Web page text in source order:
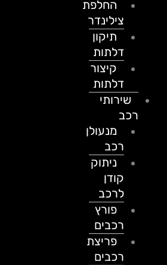
החלפת
צילינדר
תיקון
דלתות
קיצור
דלתות
שירותי
מנעולן
ניתוק
לרכב
פורץ
רכבים
פריצת
רכבים